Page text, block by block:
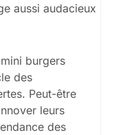
aussi audacieux
burgers
des
Peut-être
leurs
des